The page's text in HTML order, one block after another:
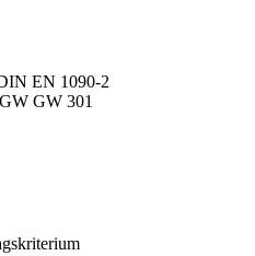
EN 1090-2
GW 301